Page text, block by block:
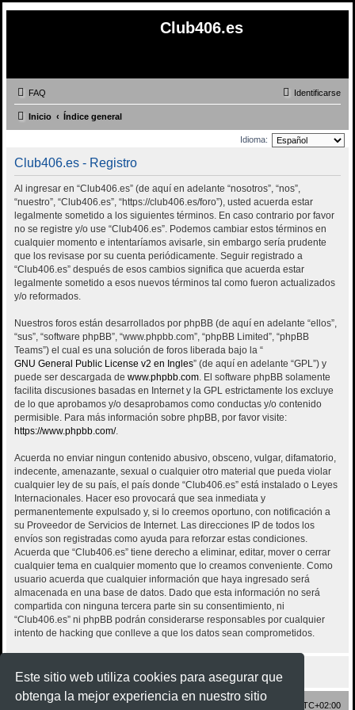
Este sitio web utiliza cookies para asegurar que
obtenga la mejor experiencia en nuestro sitio
Club406.es
FAQ Identificarse
Inicio Índice general
Idioma:
Club406.es - Registro
Al ingresar en “Club406.es” (de aquí en adelante “nosotros”, “nos”,
“nuestro”, “Club406.es”, “https://club406.es/foro”), usted acuerda estar
legalmente sometido a los siguientes términos. En caso contrario por favor
no se registre y/o use “Club406.es”. Podemos cambiar estos términos en
cualquier momento e intentaríamos avisarle, sin embargo sería prudente
que los revisase por su cuenta periódicamente. Seguir registrado a
“Club406.es” después de esos cambios significa que acuerda estar
legalmente sometido a esos nuevos términos tal como fueron actualizados
y/o reformados.
Nuestros foros están desarrollados por phpBB (de aquí en adelante “ellos”,
“sus”, “software phpBB”, “www.phpbb.com”, “phpBB Limited”, “phpBB
Teams”) el cual es una solución de foros liberada bajo la “
GNU General Public License v2 en Ingles” (de aquí en adelante “GPL”) y
puede ser descargada de www.phpbb.com. El software phpBB solamente
facilita discusiones basadas en Internet y la GPL estrictamente los excluye
de lo que aprobamos y/o desaprobamos como conductas y/o contenido
permisible. Para más información sobre phpBB, por favor visite:
https://www.phpbb.com/.
Acuerda no enviar ningun contenido abusivo, obsceno, vulgar, difamatorio,
indecente, amenazante, sexual o cualquier otro material que pueda violar
cualquier ley de su país, el país donde “Club406.es” está instalado o Leyes
Internacionales. Hacer eso provocará que sea inmediata y
permanentemente expulsado y, si lo creemos oportuno, con notificación a
su Proveedor de Servicios de Internet. Las direcciones IP de todos los
envíos son registradas como ayuda para reforzar estas condiciones.
Acuerda que “Club406.es” tiene derecho a eliminar, editar, mover o cerrar
cualquier tema en cualquier momento que lo creamos conveniente. Como
usuario acuerda que cualquier información que haya ingresado será
almacenada en una base de datos. Dado que esta información no será
compartida con ninguna tercera parte sin su consentimiento, ni
“Club406.es” ni phpBB podrán considerarse responsables por cualquier
intento de hacking que conlleve a que los datos sean comprometidos.
Inicio Índice general UTC+02:00